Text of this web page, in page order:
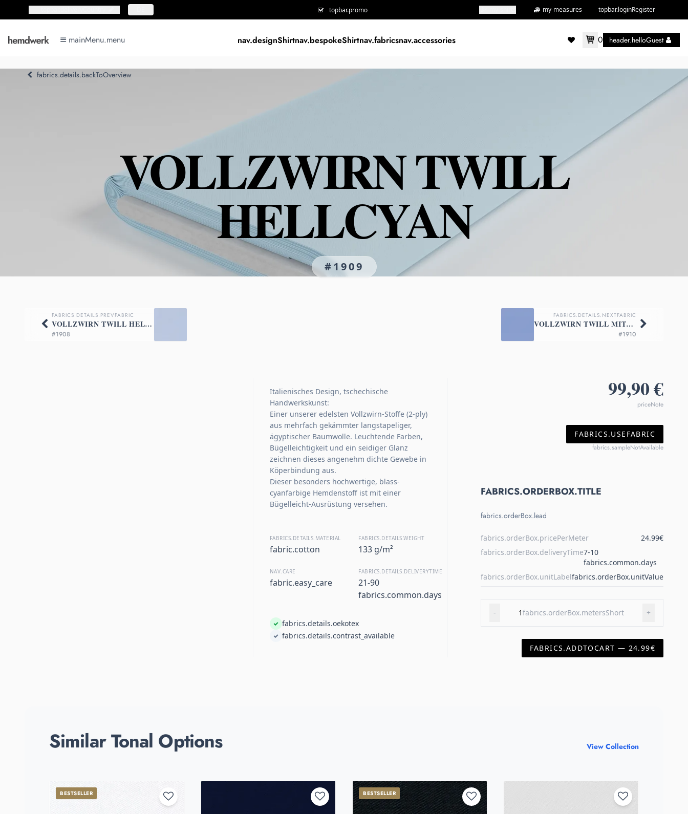
topbar.promo my-measures topbar.loginRegister
mainMenu.menu
mainMenu.menu nav.designShirtnav.bespokeShirtnav.fabricsnav.accessories accountMenu.wishlist
0 header.helloGuest
fabrics.details.backToOverview
VOLLZWIRN TWILL
HELLCYAN
#1909
FABRICS.DETAILS.PREVFABRIC
VOLLZWIRN TWILL HELLBLAU
#1908
FABRICS.DETAILS.NEXTFABRIC
VOLLZWIRN TWILL MITTELBLAU
#1910
Italienisches Design, tschechische
Handwerkskunst:
Einer unserer edelsten Vollzwirn-Stoffe (2-ply)
aus mehrfach gekämmter langstapeliger,
ägyptischer Baumwolle. Leuchtende Farben,
Bügelleichtigkeit und ein seidiger Glanz
zeichnen dieses angenehm dichte Gewebe in
Köperbindung aus.
Dieser besonders hochwertige, blass-
cyanfarbige Hemdenstoff ist mit einer
Bügelleicht-Ausrüstung versehen.
FABRICS.DETAILS.MATERIAL
fabric.cotton
FABRICS.DETAILS.WEIGHT
133 g/m²
NAV.CARE
fabric.easy_care
FABRICS.DETAILS.DELIVERYTIME
21-90
fabrics.common.days
fabrics.details.oekotex
fabrics.details.contrast_available
99,90 €
priceNote
FABRICS.USEFABRIC
fabrics.sampleNotAvailable
FABRICS.ORDERBOX.TITLE
fabrics.orderBox.lead
fabrics.orderBox.pricePerMeter
24.99€
fabrics.orderBox.deliveryTime7-10
fabrics.common.days
fabrics.orderBox.unitLabelfabrics.orderBox.unitValue
- 1fabrics.orderBox.metersShort +
FABRICS.ADDTOCART — 24.99€
Similar Tonal Options View Collection
BESTSELLER BESTSELLER